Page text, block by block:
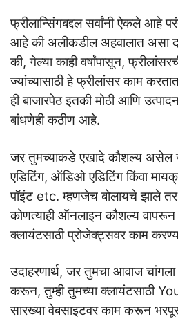
फ्रीलान्सिंगबद्दल सर्वांनी ऐकले आहे
आहे की अलीकडील अहवालात असा
की, गेल्या काही वर्षांपासून,
ज्यांच्यासाठी हे फ्रीलांसर काम
ही बाजारपेठ इतकी मोठी आणि
बांधणेही कठीण आहे.
जर तुमच्याकडे एखादे कौशल्य असेल
एडिटिंग, ऑडिओ एडिटिंग किंवा
पॉइंट etc. म्हणजेच बोलायचे झाले
कोणत्याही ऑनलाइन कौशल्य वापरून
क्लायंटसाठी प्रोजेक्ट्सवर काम
उदाहरणार्थ, जर तुमचा आवाज
करून, तुम्ही तुमच्या क्लायंटसाठी
सारख्या वेबसाइटवर काम करून